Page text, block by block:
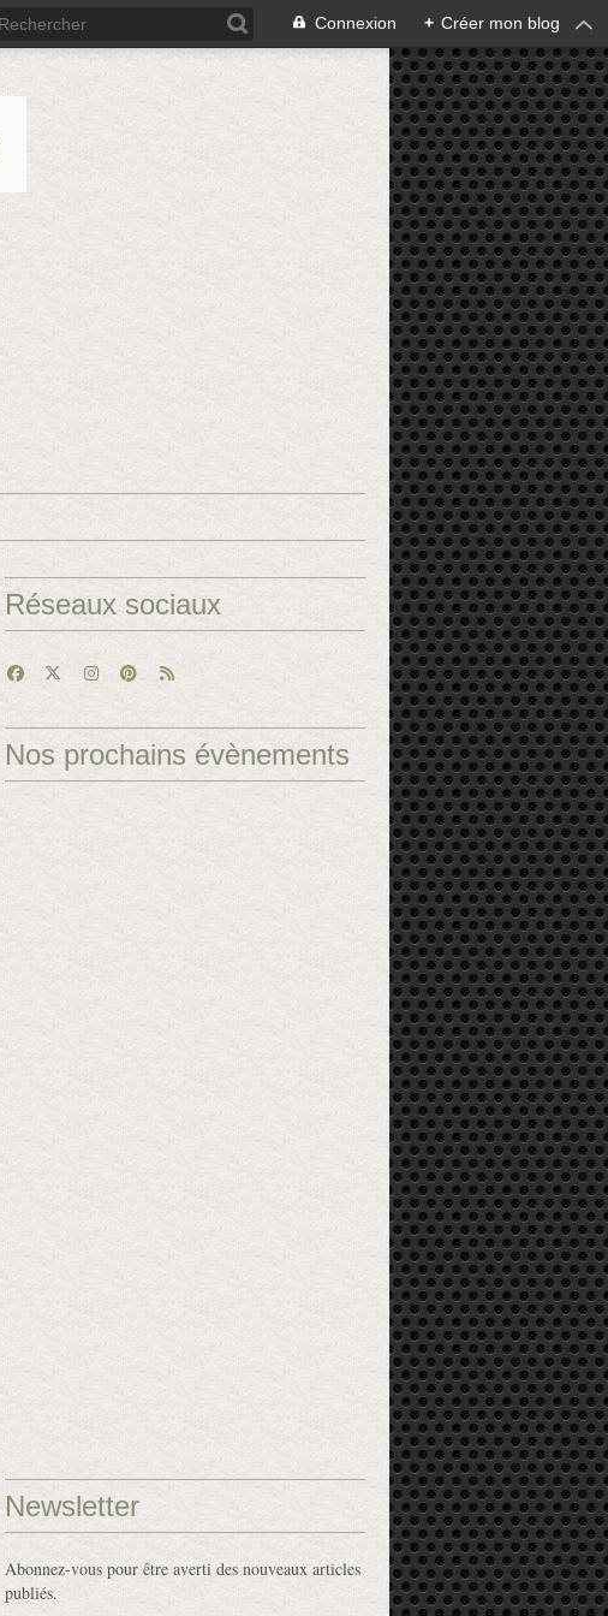
Connexion + Créer mon blog
Réseaux sociaux
Nos prochains évènements
Newsletter
Abonnez-vous pour être averti des nouveaux articles
publiés.